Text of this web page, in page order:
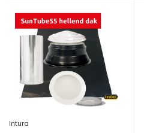
Intura